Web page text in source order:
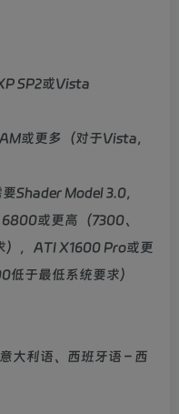
SP2或Vista
或更多（对于Vista，
Shader Model 3.0，
或更高（7300、
），ATI X1600 Pro或更
于最低系统要求）
大利语、西班牙语 – 西